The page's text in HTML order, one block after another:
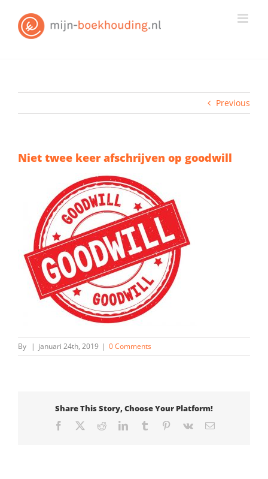
content
Previous
Niet twee keer afschrijven op goodwill
By | januari 24th, 2019 | 0 Comments
Share This Story, Choose Your Platform!
Facebook RedditLinkedInTumblr Pinterest
Vk Email